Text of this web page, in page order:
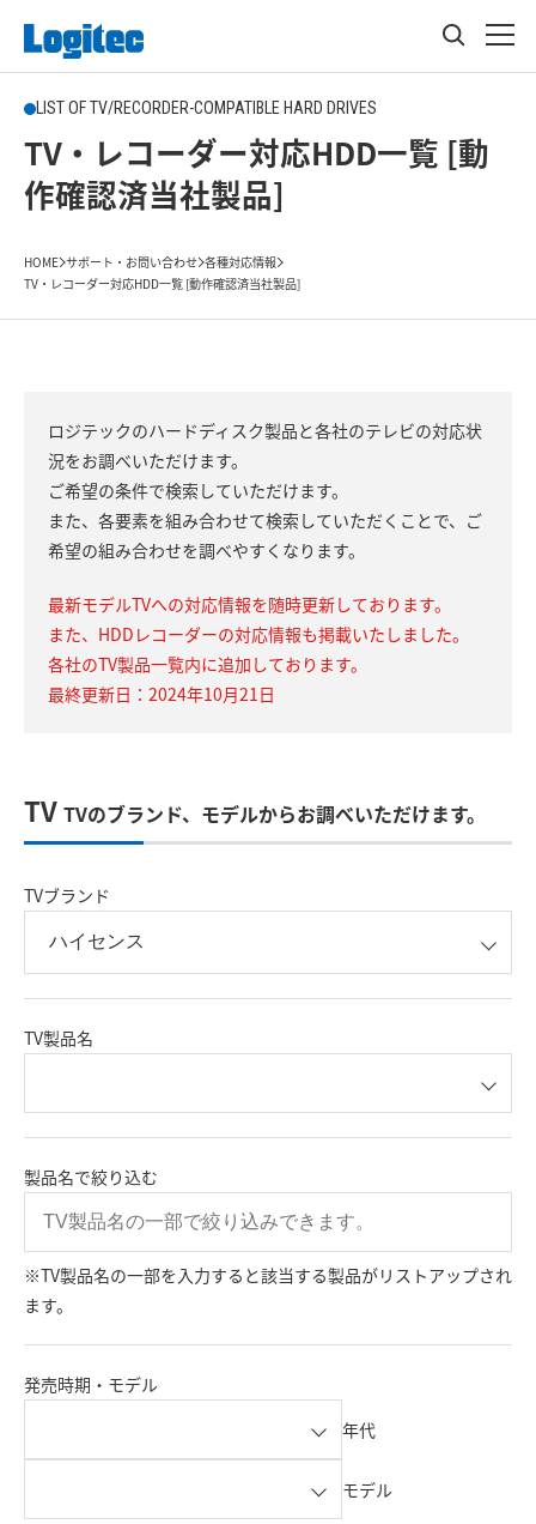
LIST OF TV/RECORDER-COMPATIBLE HARD DRIVES
TV・レコーダー対応HDD一覧 [動
作確認済当社製品]
HOME サポート・お問い合わせ 各種対応情報
TV・レコーダー対応HDD一覧 [動作確認済当社製品]
ロジテックのハードディスク製品と各社のテレビの対応状
況をお調べいただけます。
ご希望の条件で検索していただけます。
また、各要素を組み合わせて検索していただくことで、ご
希望の組み合わせを調べやすくなります。
最新モデルTVへの対応情報を随時更新しております。
また、HDDレコーダーの対応情報も掲載いたしました。
各社のTV製品一覧内に追加しております。
最終更新日：2024年10月21日
TV TVのブランド、モデルからお調べいただけます。
TVブランド
TV製品名
製品名で絞り込む
※TV製品名の一部を入力すると該当する製品がリストアップされ
ます。
発売時期・モデル
年代
モデル